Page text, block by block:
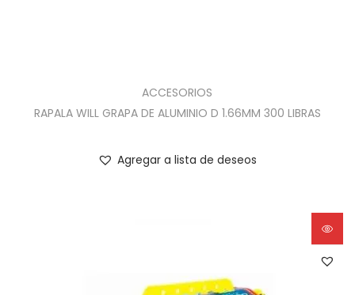
ACCESORIOS
RAPALA WILL GRAPA DE ALUMINIO D 1.66MM 300 LIBRAS
Agregar a lista de deseos